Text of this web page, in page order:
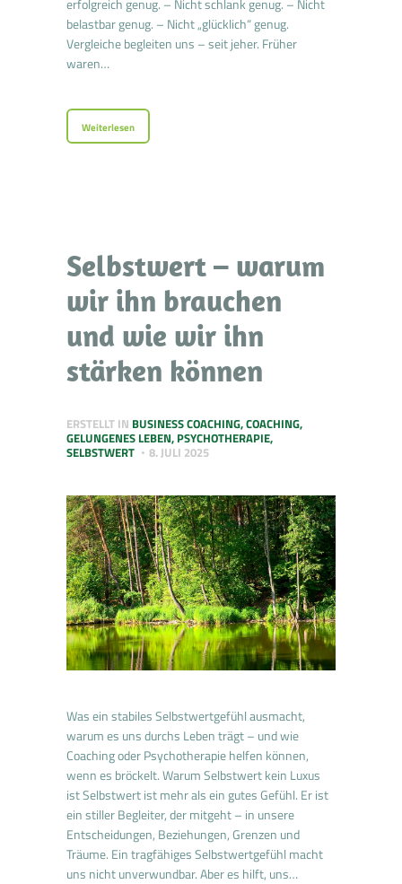
erfolgreich genug. – Nicht schlank genug. – Nicht
belastbar genug. – Nicht „glücklich“ genug.
Vergleiche begleiten uns – seit jeher. Früher
waren…
Weiterlesen
Selbstwert – warum
wir ihn brauchen
und wie wir ihn
stärken können
ERSTELLT IN BUSINESS COACHING,COACHING,
GELUNGENES LEBEN, PSYCHOTHERAPIE,
SELBSTWERT
8. JULI 2025
Was ein stabiles Selbstwertgefühl ausmacht,
warum es uns durchs Leben trägt – und wie
Coaching oder Psychotherapie helfen können,
wenn es bröckelt. Warum Selbstwert kein Luxus
ist Selbstwert ist mehr als ein gutes Gefühl. Er ist
ein stiller Begleiter, der mitgeht – in unsere
Entscheidungen, Beziehungen, Grenzen und
Träume. Ein tragfähiges Selbstwertgefühl macht
uns nicht unverwundbar. Aber es hilft, uns…